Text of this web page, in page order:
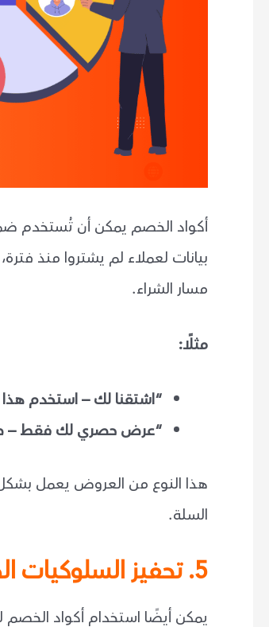
بيانات لعملاء لم يشتروا منذ
مسار الشراء.
مثلًا:
“اشتقنا لك – استخدم هذا الكود
“عرض حصري لك فقط – صالح
هذا النوع من العروض يعمل
السلة.
5. تحفيز السلوكيات المرغوبة
يمكن أيضًا استخدام أكواد